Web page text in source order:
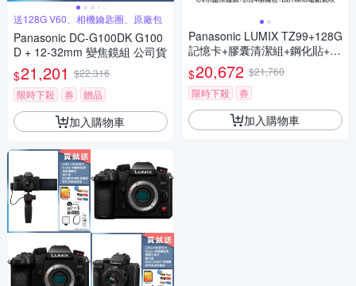
送128G V60、相機鑰匙圈、原廠包
Panasonic DC-G100DK G100
D + 12-32mm 變焦鏡組 公司貨
$21,201 $22,316
限時下殺
券 贈品
加入購物車
Panasonic LUMIX TZ99+128G
記憶卡+膠囊清潔組+鋼化貼+水
晶保護鏡+2614相機包+NITEC
ORE BB nano 迷你電動氣吹
(公司貨)
$20,672 $21,760
限時下殺
券
加入購物車